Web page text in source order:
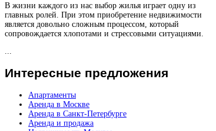
В жизни каждого из нас выбор жилья играет одну из
главных ролей. При этом приобретение недвижимости
является довольно сложным процессом, который
сопровождается хлопотами и стрессовыми ситуациями.
Интересные предложения
Апартаменты
Аренда в Москве
Аренда в Санкт-Петербурге
Аренда и продажа